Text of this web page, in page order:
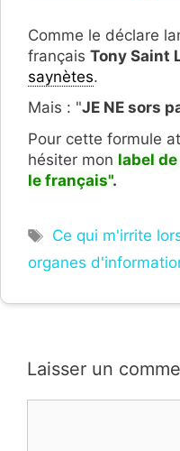
Comme le déclare
français Tony Saint
saynètes.
Mais : "JE NE sors
Pour cette formule
hésiter mon label de
le français".
Étiquettes
Ce qui m'irrite
organes
Laisser un